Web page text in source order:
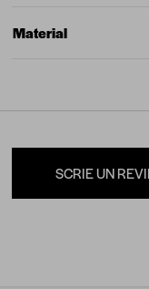
Material
SCRIE UN